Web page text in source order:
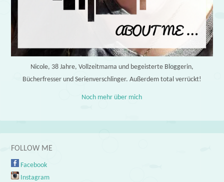
Nicole, 38 Jahre, Vollzeitmama und begeisterte Bloggerin,
Bücherfresser und Serienverschlinger. Außerdem total verrückt!
Noch mehr über mich
FOLLOW ME
Facebook
Instagram